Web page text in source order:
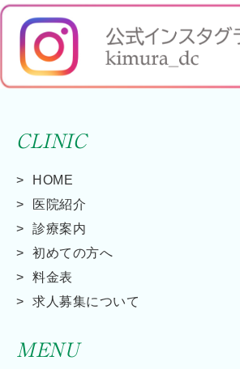
CLINIC
HOME
医院紹介
診療案内
初めての方へ
料金表
求人募集について
MENU